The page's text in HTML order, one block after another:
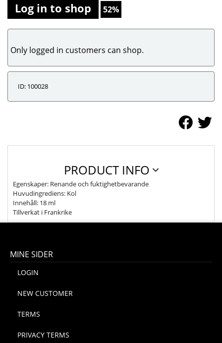
Log in to shop 52%
Only logged in customers can shop.
ID: 100028
PRODUCT INFO
Egenskaper: Renande och fuktighetbevarande
Huvudingrediens: Kol
Innehåll: 18 ml
Tillverkat i Frankrike
MINE SIDER
LOGIN
NEW CUSTOMER
TERMS
PRIVACY TERMS